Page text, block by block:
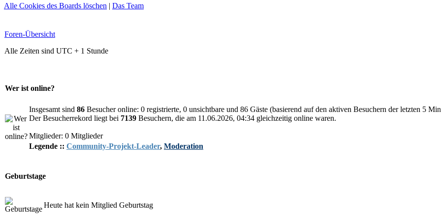
Alle Cookies des Boards löschen | Das Team
Foren-Übersicht
Alle Zeiten sind UTC + 1 Stunde
Wer ist online?
Insgesamt sind 86 Besucher online: 0 registrierte, 0 unsichtbare und 86 Gäste (basierend auf den aktiven Besuchern der letzten 5
Der Besucherrekord liegt bei 7139 Besuchern, die am 11.06.2026, 04:34 gleichzeitig online waren.
Mitglieder: 0 Mitglieder
Legende :: Community-Projekt-Leader, Moderation
Geburtstage
Heute hat kein Mitglied Geburtstag